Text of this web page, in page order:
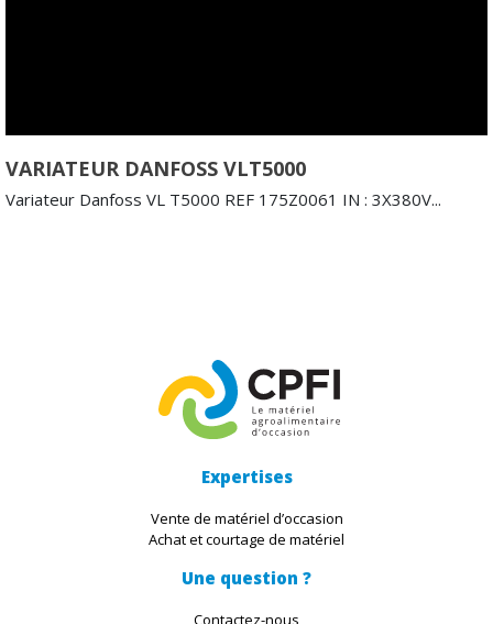
VARIATEUR DANFOSS VLT5000
Variateur Danfoss VL T5000 REF 175Z0061 IN : 3X380V...
Expertises
Vente de matériel d’occasion
Achat et courtage de matériel
Une question ?
Contactez-nous